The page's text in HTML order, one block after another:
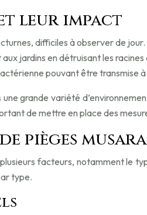
leur impact
difficiles à observer de
jardins en détruisant les
pouvant être transmise à
grande variété
de mettre en place des
pièges
facteurs, notamment le
type.